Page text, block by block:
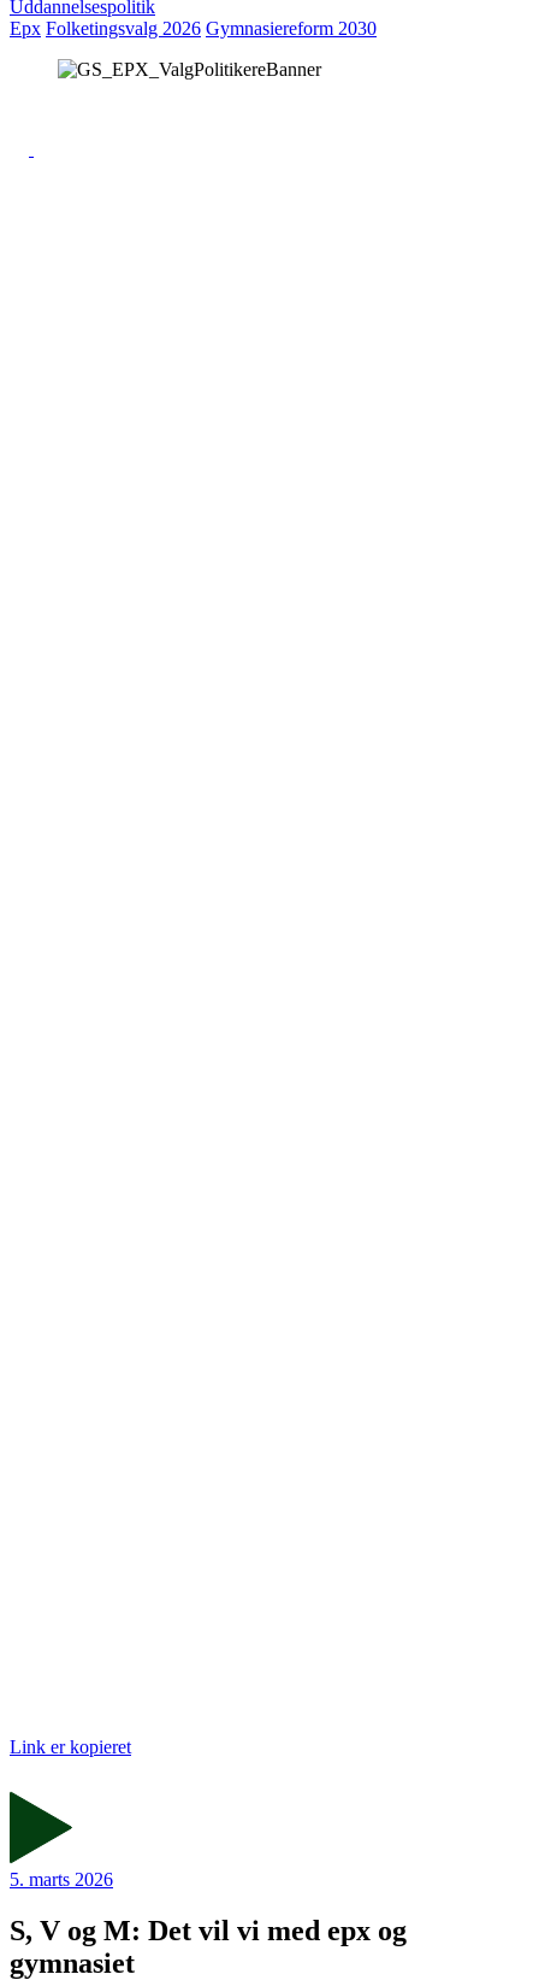
Uddannelsespolitik
Epx Folketingsvalg 2026 Gymnasiereform 2030
Link er kopieret
5. marts 2026
S, V og M: Det vil vi med epx og
gymnasiet